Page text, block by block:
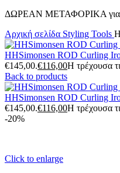
ΔΩΡΕΑΝ ΜΕΤΑΦΟΡΙΚΑ για
Αρχική σελίδα Styling Tools
HHSimonsen ROD Curling
€145,00.€116,00Η τρέχουσα
Back to products
HHSimonsen ROD Curling
€145,00.€116,00Η τρέχουσα
-20%
Click to enlarge